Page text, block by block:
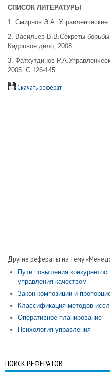
СПИСОК ЛИТЕРАТУРЫ
1. Смирнов Э.А.
2. Васильев В.В.Секреты борьбы
Кадровое дело, 2008.
3. Фатхутдинов
2005. С.126-145.
Скачать реферат
Другие рефераты на тему
Пути повышения
управления качеством
Закон композиции и
Классификация методов
Оперативное планирование
Психология управления
ПОИСК РЕФЕРАТОВ